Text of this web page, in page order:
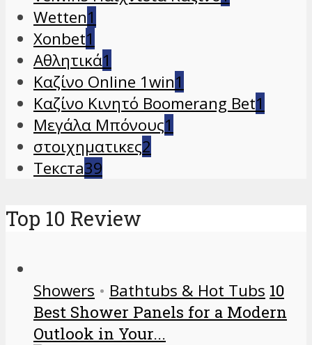
Wetten1
Xonbet1
Αθλητικά1
Καζίνο Online 1win1
Καζίνο Κινητό Boomerang Bet1
Μεγάλα Μπόνους1
στοιχηματικες2
Текста39
Top 10 Review
Showers • Bathtubs & Hot Tubs 10
Best Shower Panels for a Modern
Outlook in Your...